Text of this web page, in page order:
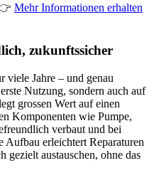
Mehr Informationen erhalten
zukunftssicher
Jahre – und genau
Nutzung, sondern auch auf
grossen Wert auf einen
Komponenten wie Pumpe,
verbaut und bei
Aufbau erleichtert Reparaturen
gezielt austauschen, ohne das